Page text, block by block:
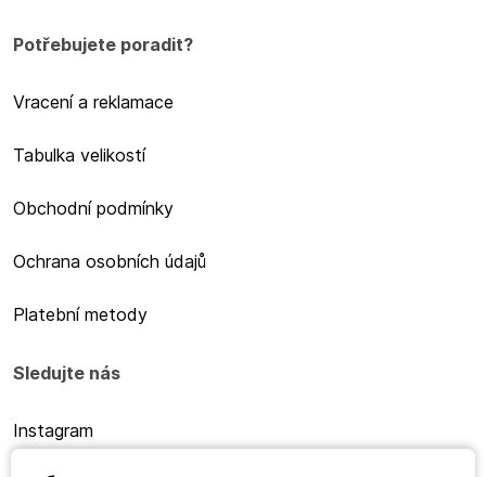
Potřebujete poradit?
Vracení a reklamace
Tabulka velikostí
Obchodní podmínky
Ochrana osobních údajů
Platební metody
Sledujte nás
Instagram